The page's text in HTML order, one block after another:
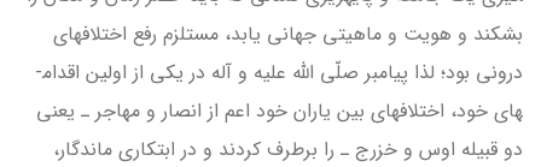
بشکند و هویت و ماهیتی جهانی یابد، مستلزم رفع اختلاف­های
درونی بود؛ لذا پیامبر صلّی الله علیه و آله در یکی از اولین اقدام­
های خود، اختلاف­های بین یاران خود اعم از انصار و مهاجر ـ یعنی
دو قبیله اوس و خزرج ـ را برطرف کردند و در ابتکاری ماندگار،